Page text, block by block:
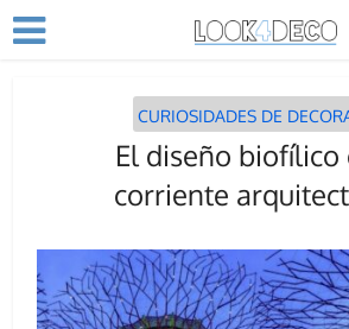
CURIOSIDADES DE
El diseño biofílico
corriente